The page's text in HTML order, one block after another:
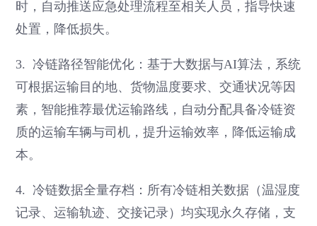
时，自动推送应急处理流程至相关人员，指导快速
处置，降低损失。
3. 冷链路径智能优化：基于大数据与AI算法，系统
可根据运输目的地、货物温度要求、交通状况等因
素，智能推荐最优运输路线，自动分配具备冷链资
质的运输车辆与司机，提升运输效率，降低运输成
本。
4. 冷链数据全量存档：所有冷链相关数据（温湿度
记录、运输轨迹、交接记录）均实现永久存储，支